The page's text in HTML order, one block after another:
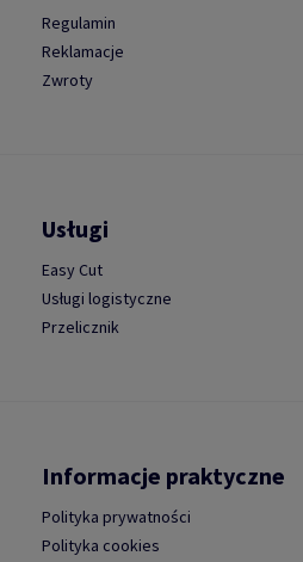
Regulamin
Reklamacje
Zwroty
Usługi
Easy Cut
Usługi logistyczne
Przelicznik
Informacje praktyczne
Polityka prywatności
Polityka cookies